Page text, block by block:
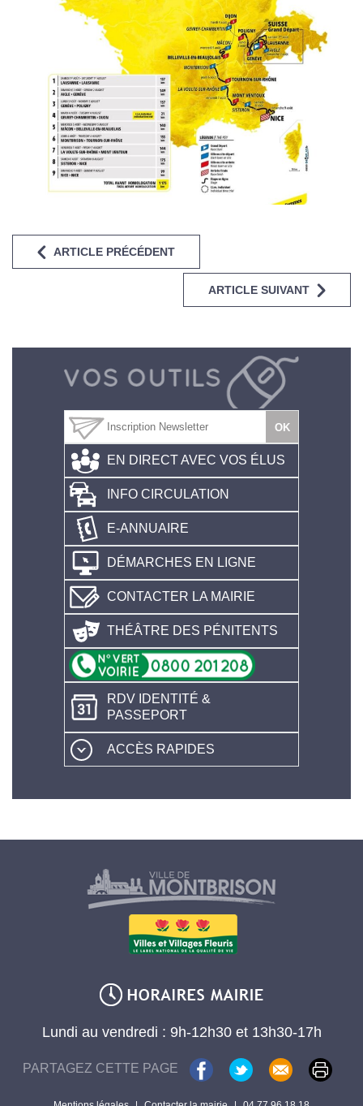
ARTICLE PRÉCÉDENT
ARTICLE SUIVANT
EN DIRECT AVEC VOS ÉLUS
INFO CIRCULATION
E-ANNUAIRE
DÉMARCHES EN LIGNE
CONTACTER LA MAIRIE
THÉÂTRE DES PÉNITENTS
RDV IDENTITÉ &
PASSEPORT
ACCÈS RAPIDES
Lundi au vendredi : 9h-12h30 et 13h30-17h
PARTAGEZ CETTE PAGE